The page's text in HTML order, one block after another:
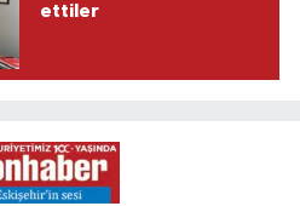
ettiler